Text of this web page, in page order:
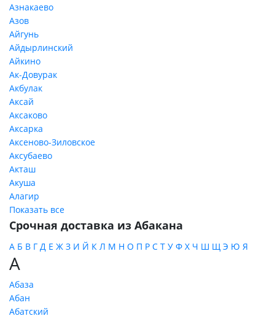
Азнакаево
Азов
Айгунь
Айдырлинский
Айкино
Ак-Довурак
Акбулак
Аксай
Аксаково
Аксарка
Аксеново-Зиловское
Аксубаево
Акташ
Акуша
Алагир
Показать все
Срочная доставка из Абакана
А Б В Г Д Е Ж З И Й К Л М Н О П Р С Т У Ф Х Ч Ш Щ Э Ю Я
А
Абаза
Абан
Абатский